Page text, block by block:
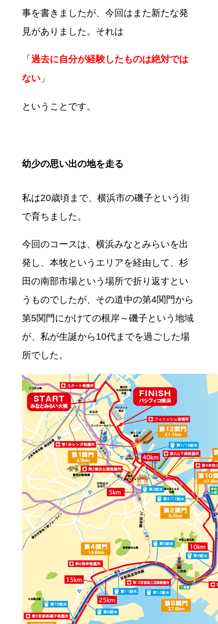
事を書きましたが、今回はまた新たな発
見がありました。それは
「 過去に自分が経験したものは絶対では
ない」
ということです。
幼少の思い出の地を走る
私は20歳頃まで、横浜市の磯子という街
で育ちました。
今回のコースは、横浜みなとみらいを出
発し、本牧というエリアを経由して、杉
田の南部市場という場所で折り返すとい
うものでしたが、その道中の第4関門から
第5関門にかけての根岸～磯子という地域
が、私が生誕から10代までを過ごした場
所でした。